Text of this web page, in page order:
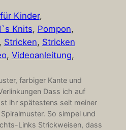
Kinder
Knits, Pompon
, Stricken, Stricken
, Videoanleitung
farbiger Kante und
Dass ich auf
ihr spätestens seit meiner
So simpel und
Links Strickweisen, dass